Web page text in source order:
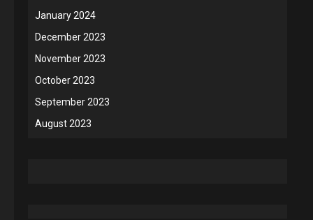
January 2024
December 2023
November 2023
October 2023
September 2023
August 2023